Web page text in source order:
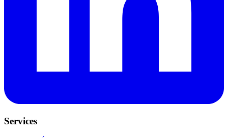
Services